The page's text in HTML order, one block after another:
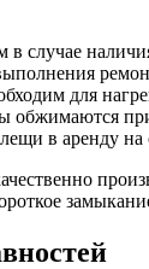
в случае
для
обжимаются
в аренду на